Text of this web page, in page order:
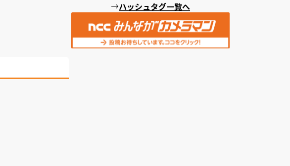
ハッシュタグ一覧へ